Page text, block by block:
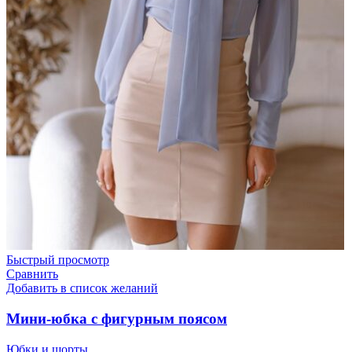
Быстрый просмотр
Сравнить
Добавить в список желаний
Мини-юбка с фигурным поясом
Юбки и шорты